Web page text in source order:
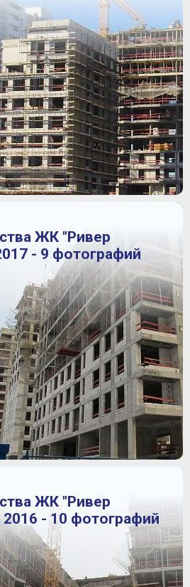
ЖК "Ривер
- 9 фотографий
ЖК "Ривер
2016 - 10 фотографий